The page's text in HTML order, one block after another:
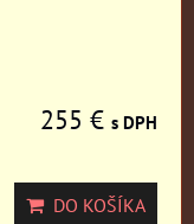
255 € s DPH
DO KOŠÍKA